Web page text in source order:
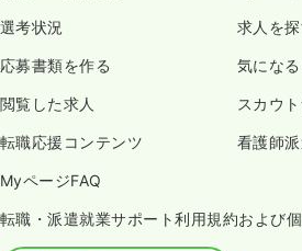
選考状況 求人を
応募書類を作る 気にな
閲覧した求人 スカウ
転職応援コンテンツ 看護師派
MyページFAQ
転職・派遣就業サポート利用規約および